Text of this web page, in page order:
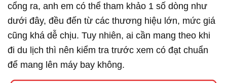
cổng ra, anh em có thể tham khảo 1 số dòng như
dưới đây, đều đến từ các thương hiệu lớn, mức giá
cũng khá dễ chịu. Tuy nhiên, ai cần mang theo khi
đi du lịch thì nên kiểm tra trước xem có đạt chuẩn
để mang lên máy bay không.